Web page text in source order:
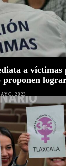
a víctimas
proponen
2023